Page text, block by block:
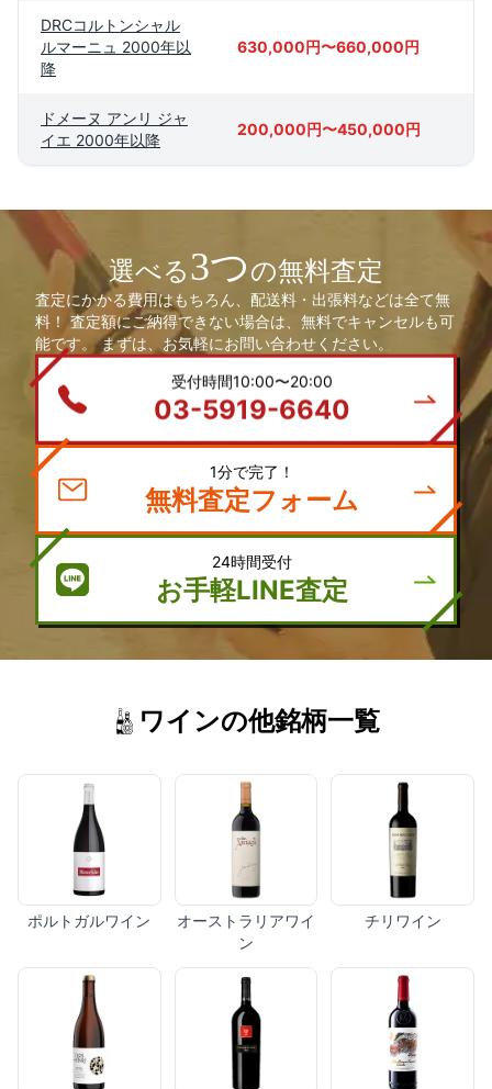
DRCコルトンシャル
ルマーニュ 2000年以
降
630,000円〜660,000円
ドメーヌ アンリ ジャ
イエ 2000年以降
200,000円〜450,000円
選べる3つの無料査定
査定にかかる費用はもちろん、配送料・出張料などは全て無
料！ 査定額にご納得できない場合は、無料でキャンセルも可
能です。 まずは、お気軽にお問い合わせください。
受付時間10:00〜20:00
03-5919-6640
1分で完了！
無料査定フォーム
24時間受付
お手軽LINE査定
ワインの他銘柄一覧
ポルトガルワイン
オーストラリアワイ
ン
チリワイン